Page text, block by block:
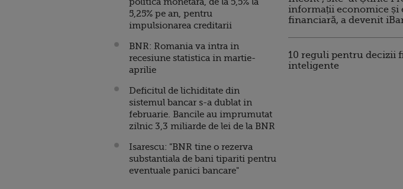
5,25% pe an, pentru
impulsionarea creditarii
BNR: Romania va intra in
recesiune statistica in martie-
aprilie
Deficitul de lichiditate din
sistemul bancar s-a dublat in
februarie. Bancile au imprumutat
zilnic 3,3 miliarde de lei de la BNR
Isarescu: "BNR tine o rezerva
substantiala de bani tipariti pentru
eventuale panici bancare"
informații economice și
financiară, a devenit
10 reguli pentru decizii
inteligente